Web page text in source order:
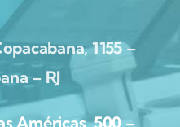
1155 –
– RJ
Américas, 500 –